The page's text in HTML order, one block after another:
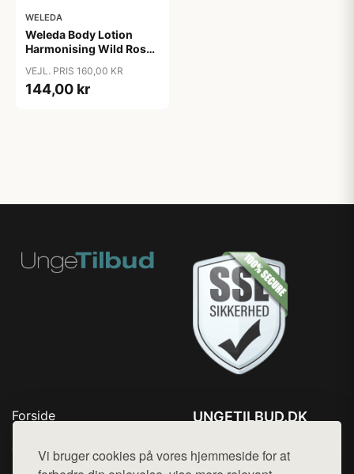
Vi bruger cookies på vores hjemmeside for at
WELEDA
Weleda Body Lotion
Harmonising Wild Rose
VEJL. PRIS 160,00 KR
144,00 kr
Forside
Top Rabatter
UNGETILBUD.DK